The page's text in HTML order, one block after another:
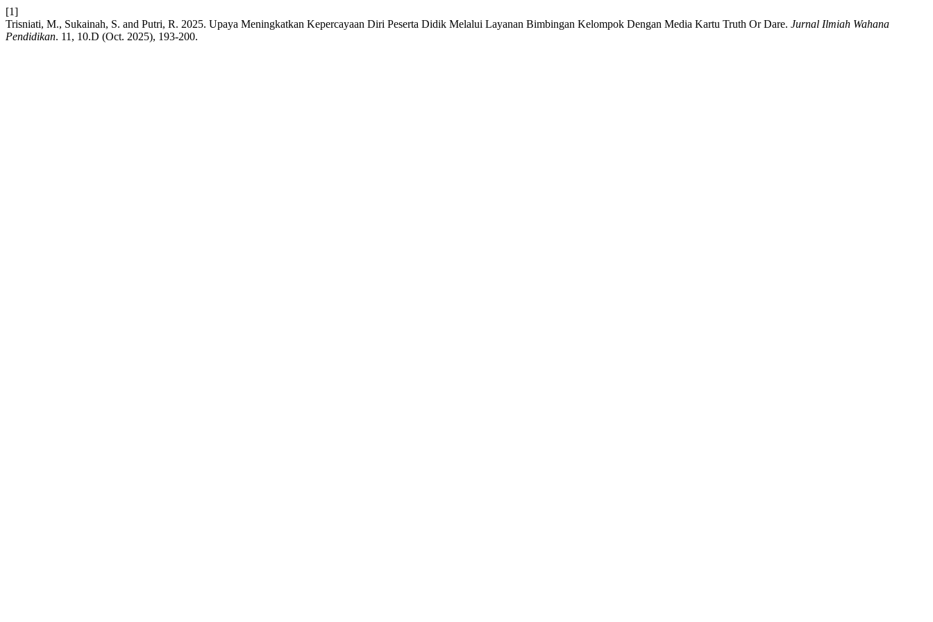
[1]
Trisniati, M., Sukainah, S. and Putri, R. 2025. Upaya Meningkatkan Kepercayaan Diri Peserta Didik Melalui Layanan Bimbingan Kelompok Dengan Media Kartu Truth Or Dare. Jurnal Ilmiah Wahana
Pendidikan. 11, 10.D (Oct. 2025), 193-200.